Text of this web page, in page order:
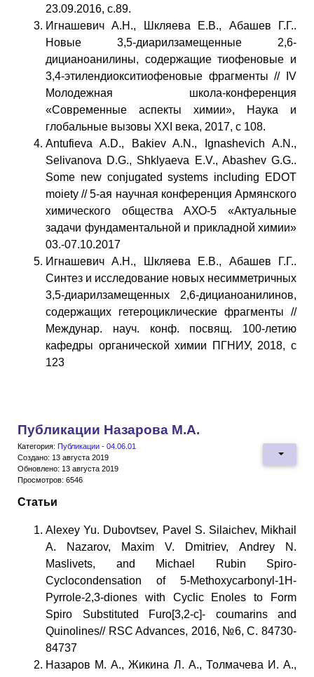
23.09.2016, с.89.
Игнашевич А.Н., Шкляева Е.В., Абашев Г.Г..
Новые 3,5-диарилзамещенные 2,6-
дицианоанилины, содержащие тиофеновые и
3,4-этилендиокситиофеновые фрагменты // IV
Молодежная школа-конференция
«Современные аспекты химии», Наука и
глобальные вызовы XXI века, 2017, с 108.
Antufieva A.D., Bakiev A.N., Ignashevich A.N.,
Selivanova D.G., Shklyaeva E.V., Abashev G.G..
Some new conjugated systems including EDOT
moiety // 5-ая научная конференция Армянского
химического общества АХО-5 «Актуальные
задачи фундаментальной и прикладной химии»
03.-07.10.2017
Игнашевич А.Н., Шкляева Е.В., Абашев Г.Г..
Синтез и исследование новых несимметричных
3,5-диарилзамещенных 2,6-дицианоанилинов,
содержащих гетероциклические фрагменты //
Междунар. науч. конф. посвящ. 100-летию
кафедры органической химии ПГНИУ, 2018, с
123
Публикации Назарова М.А.
Категория: Публикации - 04.06.01
Создано: 13 августа 2019
Обновлено: 13 августа 2019
Просмотров: 6546
Статьи
Alexey Yu. Dubovtsev, Pavel S. Silaichev, Mikhail
A. Nazarov, Maxim V. Dmitriev, Аndrey N.
Maslivets, and Michael Rubin Spiro-
Cyclocondensation of 5-Methoxycarbonyl-1H-
Pyrrole-2,3-diones with Cyclic Enoles to Form
Spiro Substituted Furo[3,2-c]- coumarins and
Quinolines// RSC Advances, 2016, №6, С. 84730-
84737
Назаров М. А., Жикина Л. А., Толмачева И. А.,